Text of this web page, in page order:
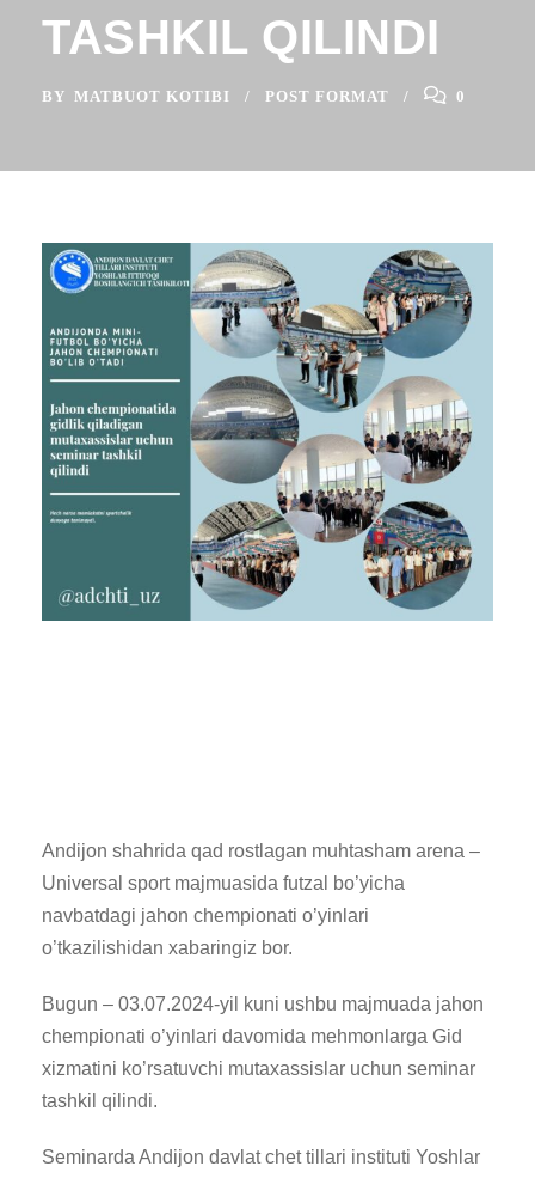
TASHKIL QILINDI
BY MATBUOT KOTIBI POST FORMAT 0
Andijon shahrida qad rostlagan muhtasham arena –
Universal sport majmuasida futzal bo’yicha
navbatdagi jahon chempionati o’yinlari
o’tkazilishidan xabaringiz bor.
Bugun – 03.07.2024-yil kuni ushbu majmuada jahon
chempionati o’yinlari davomida mehmonlarga Gid
xizmatini ko’rsatuvchi mutaxassislar uchun seminar
tashkil qilindi.
Seminarda Andijon davlat chet tillari instituti Yoshlar